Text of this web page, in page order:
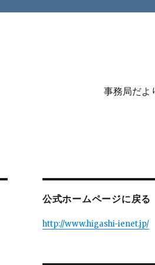
事務局だよ
公式ホームページに戻る
http://www.higashi-ienet.jp/